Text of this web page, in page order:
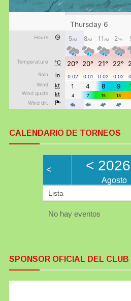
CALENDARIO DE TORNEOS
< < 2026
Agosto
Lista
No hay eventos
SPONSOR OFICIAL DEL CLUB